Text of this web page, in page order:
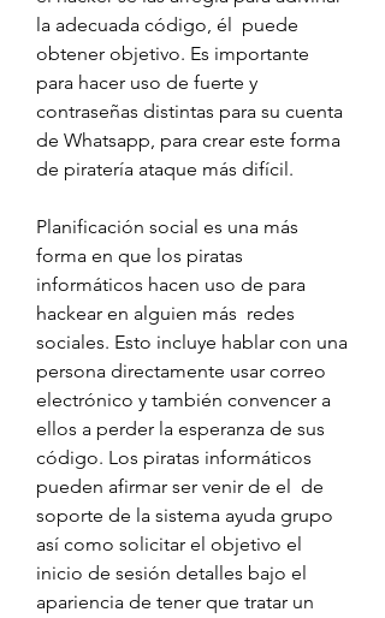
la adecuada código, él  puede
obtener objetivo. Es importante
para hacer uso de fuerte y
contraseñas distintas para su cuenta
de Whatsapp, para crear este forma
de piratería ataque más difícil.
Planificación social es una más
forma en que los piratas
informáticos hacen uso de para
hackear en alguien más  redes
sociales. Esto incluye hablar con una
persona directamente usar correo
electrónico y también convencer a
ellos a perder la esperanza de sus
código. Los piratas informáticos
pueden afirmar ser venir de el  de
soporte de la sistema ayuda grupo
así como solicitar el objetivo el
inicio de sesión detalles bajo el
apariencia de tener que tratar un